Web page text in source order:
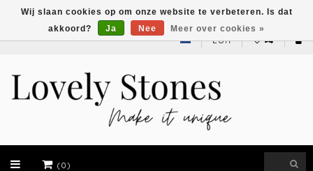
EUR
(0)
Wij slaan cookies op om onze website te verbeteren. Is dat
akkoord?
Ja Nee Meer over cookies »